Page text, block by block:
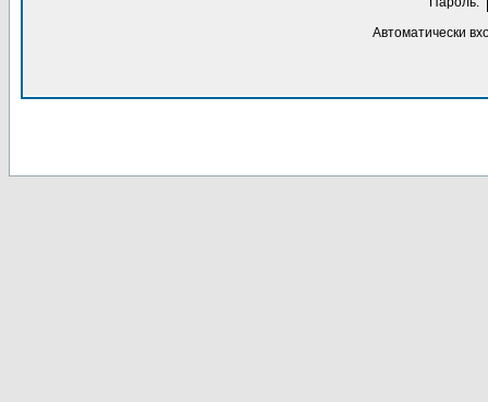
Автоматически